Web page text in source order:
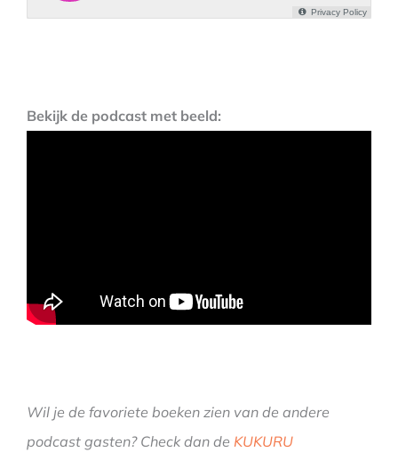
Bekijk de podcast met beeld:
Wil je de favoriete boeken zien van de andere
podcast gasten? Check dan de KUKURU